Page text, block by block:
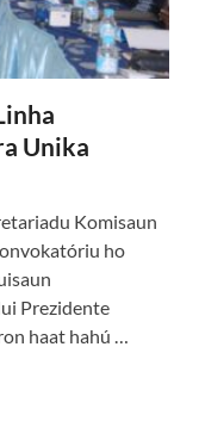
Unika
Komisaun
ho
Prezidente
haat hahú …